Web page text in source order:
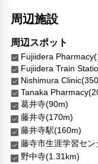
周辺施設
周辺スポット
Fujiidera
Fujiidera Train
Nishimura
Tanaka
葛井寺(90m)
藤井寺(170m)
藤井寺駅(160m)
藤寺市生涯学習セ
野中寺(1.31km)